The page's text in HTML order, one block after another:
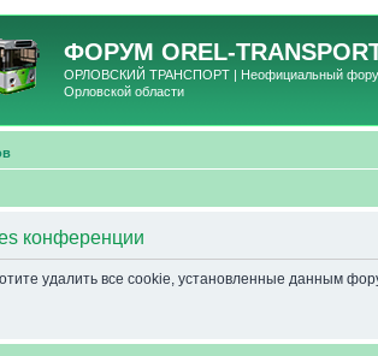
ФОРУМ OREL-
ОРЛОВСКИЙ ТРАНСПОРТ | Неофициальный форум
Орловской области
конференции
удалить все cookie, установленные данным